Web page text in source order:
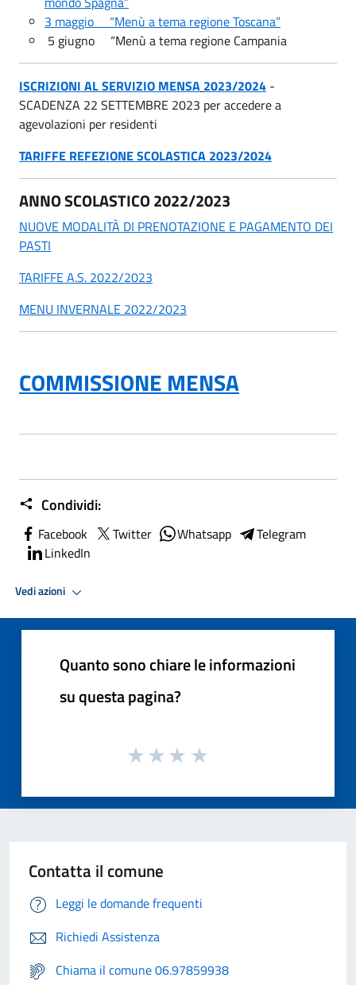
3 maggio “Menù a tema regione Toscana”
5 giugno “Menù a tema regione Campania
ISCRIZIONI AL SERVIZIO MENSA 2023/2024 -
SCADENZA 22 SETTEMBRE 2023 per accedere a
agevolazioni per residenti
TARIFFE REFEZIONE SCOLASTICA 2023/2024
ANNO SCOLASTICO 2022/2023
NUOVE MODALITÀ DI PRENOTAZIONE E PAGAMENTO DEI
PASTI
TARIFFE A.S. 2022/2023
MENU INVERNALE 2022/2023
COMMISSIONE MENSA
Condividi:
Facebook Twitter Whatsapp
Telegram
LinkedIn
Vedi azioni
Quanto sono chiare le informazioni
su questa pagina?
Contatta il comune
Leggi le domande frequenti
Richiedi Assistenza
Chiama il comune 06.97859938